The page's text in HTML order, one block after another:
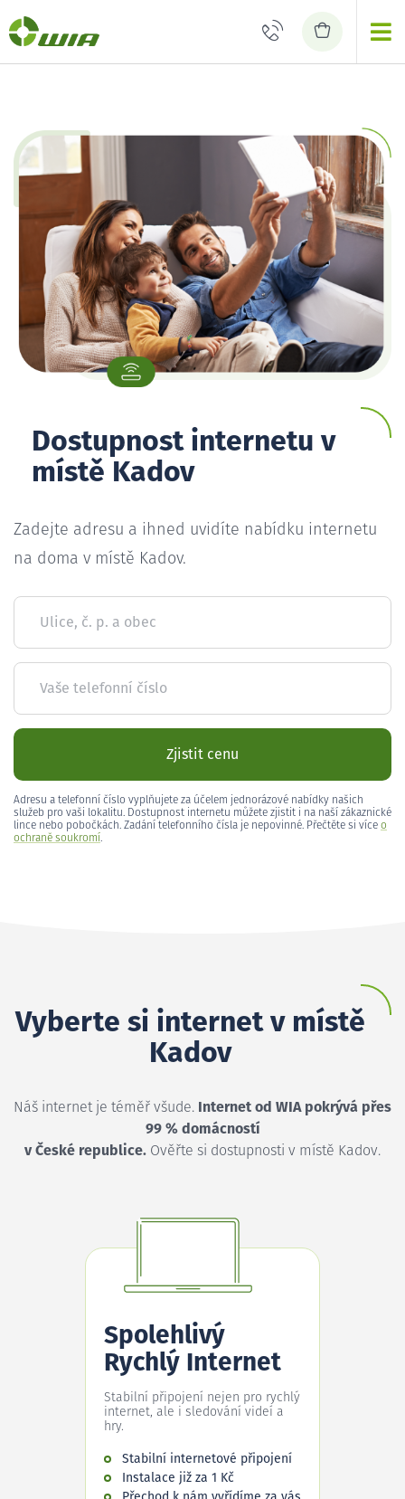
Dostupnost internetu v
místě Kadov
Zadejte adresu a ihned uvidíte nabídku internetu
na doma v místě Kadov.
Ulice, č. p. a obec
Vaše telefonní číslo
Zjistit cenu
Adresu a telefonní číslo vyplňujete za účelem jednorázové nabídky našich
služeb pro vaši lokalitu. Dostupnost internetu můžete zjistit i na naší zákaznické
lince nebo pobočkách. Zadání telefonního čísla je nepovinné. Přečtěte si více o
ochraně soukromí.
Vyberte si internet v místě
Kadov
Náš internet je téměř všude. Internet od WIA pokrývá přes
99 % domácností
v České republice. Ověřte si dostupnosti v místě Kadov.
Spolehlivý
Rychlý Internet
Stabilní připojení nejen pro rychlý
internet, ale i sledování videí a
hry.
Stabilní internetové připojení
Instalace již za 1 Kč